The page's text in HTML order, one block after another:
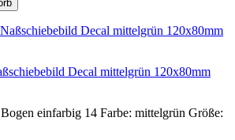
Decal mittelgrün 120x80mm
einfarbig 14 Farbe: mittelgrün Größe: